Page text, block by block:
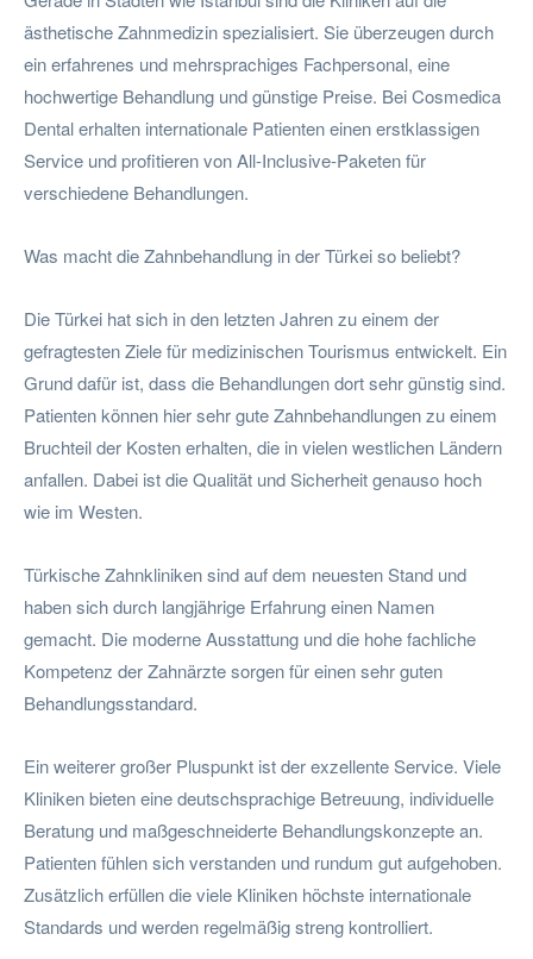
ästhetische Zahnmedizin spezialisiert. Sie überzeugen durch
ein erfahrenes und mehrsprachiges Fachpersonal, eine
hochwertige Behandlung und günstige Preise. Bei Cosmedica
Dental erhalten internationale Patienten einen erstklassigen
Service und profitieren von All-Inclusive-Paketen für
verschiedene Behandlungen.
Was macht die Zahnbehandlung in der Türkei so beliebt?
Die Türkei hat sich in den letzten Jahren zu einem der
gefragtesten Ziele für medizinischen Tourismus entwickelt. Ein
Grund dafür ist, dass die Behandlungen dort sehr günstig sind.
Patienten können hier sehr gute Zahnbehandlungen zu einem
Bruchteil der Kosten erhalten, die in vielen westlichen Ländern
anfallen. Dabei ist die Qualität und Sicherheit genauso hoch
wie im Westen.
Türkische Zahnkliniken sind auf dem neuesten Stand und
haben sich durch langjährige Erfahrung einen Namen
gemacht. Die moderne Ausstattung und die hohe fachliche
Kompetenz der Zahnärzte sorgen für einen sehr guten
Behandlungsstandard.
Ein weiterer großer Pluspunkt ist der exzellente Service. Viele
Kliniken bieten eine deutschsprachige Betreuung, individuelle
Beratung und maßgeschneiderte Behandlungskonzepte an.
Patienten fühlen sich verstanden und rundum gut aufgehoben.
Zusätzlich erfüllen die viele Kliniken höchste internationale
Standards und werden regelmäßig streng kontrolliert.